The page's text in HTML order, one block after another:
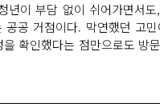
년이 부담 없이 쉬어가면서
공 거점이다. 막연했던 고민
확인했다는 점만으로도 방